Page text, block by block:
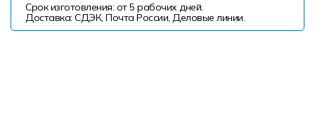
Срок изготовления: от 5 рабочих дней.
Доставка: СДЭК, Почта России, Деловые линии.